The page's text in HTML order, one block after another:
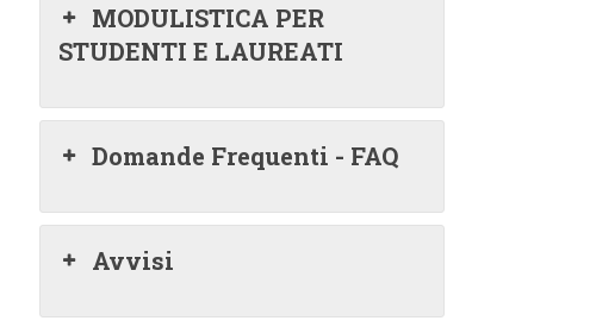
MODULISTICA PER
STUDENTI E LAUREATI
Domande Frequenti - FAQ
Avvisi